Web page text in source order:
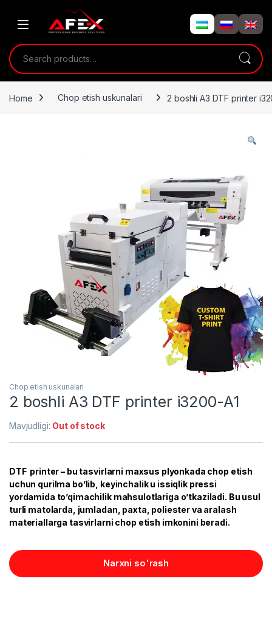
Search for:
Home Chop etish uskunalari 2 boshli A3 DTF printer
Chop etish uskunalari
2 boshli A3 DTF printer i3200-A1
Mavjudligi: Out of stock
DTF printer – bu tasvirlarni maxsus plyonkada chop etish
uchun qurilma bo’lib, keyinchalik u issiqlik pressi
yordamida to’qimachilik mahsulotlariga o’tkaziladi. Bu usul
turli matolarda, jumladan, paxta, poliester va aralash
materiallarga tasvirlarni chop etish imkonini beradi.
Narxni so'rash